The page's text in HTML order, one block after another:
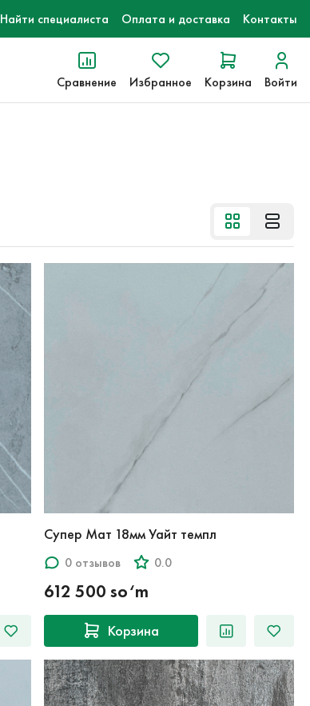
Найти специалиста Оплата и доставка Контакты
Сравнение Избранное Корзина Войти
Супер Мат 18мм Уайт темпл
0 отзывов 0.0
612 500 so‘m
Корзина